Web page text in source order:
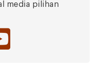
media pilihan